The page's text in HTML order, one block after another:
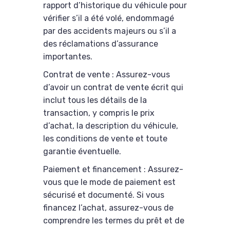
rapport d’historique du véhicule pour
vérifier s’il a été volé, endommagé
par des accidents majeurs ou s’il a
des réclamations d’assurance
importantes.
Contrat de vente : Assurez-vous
d’avoir un contrat de vente écrit qui
inclut tous les détails de la
transaction, y compris le prix
d’achat, la description du véhicule,
les conditions de vente et toute
garantie éventuelle.
Paiement et financement : Assurez-
vous que le mode de paiement est
sécurisé et documenté. Si vous
financez l’achat, assurez-vous de
comprendre les termes du prêt et de